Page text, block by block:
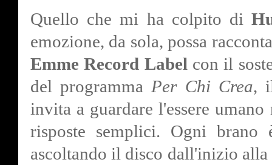
Quello che mi ha colpito di
emozione, da sola, possa
Emme Record Label con il
del programma Per Chi Crea,
invita a guardare l'essere umano
risposte semplici. Ogni brano
ascoltando il disco dall'inizio